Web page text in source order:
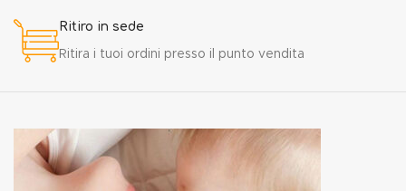
Ritiro in sede
Ritira i tuoi ordini presso il punto vendita